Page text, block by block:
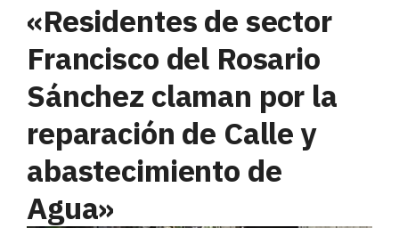
«Residentes de sector
Francisco del Rosario
Sánchez claman por la
reparación de Calle y
abastecimiento de
Agua»